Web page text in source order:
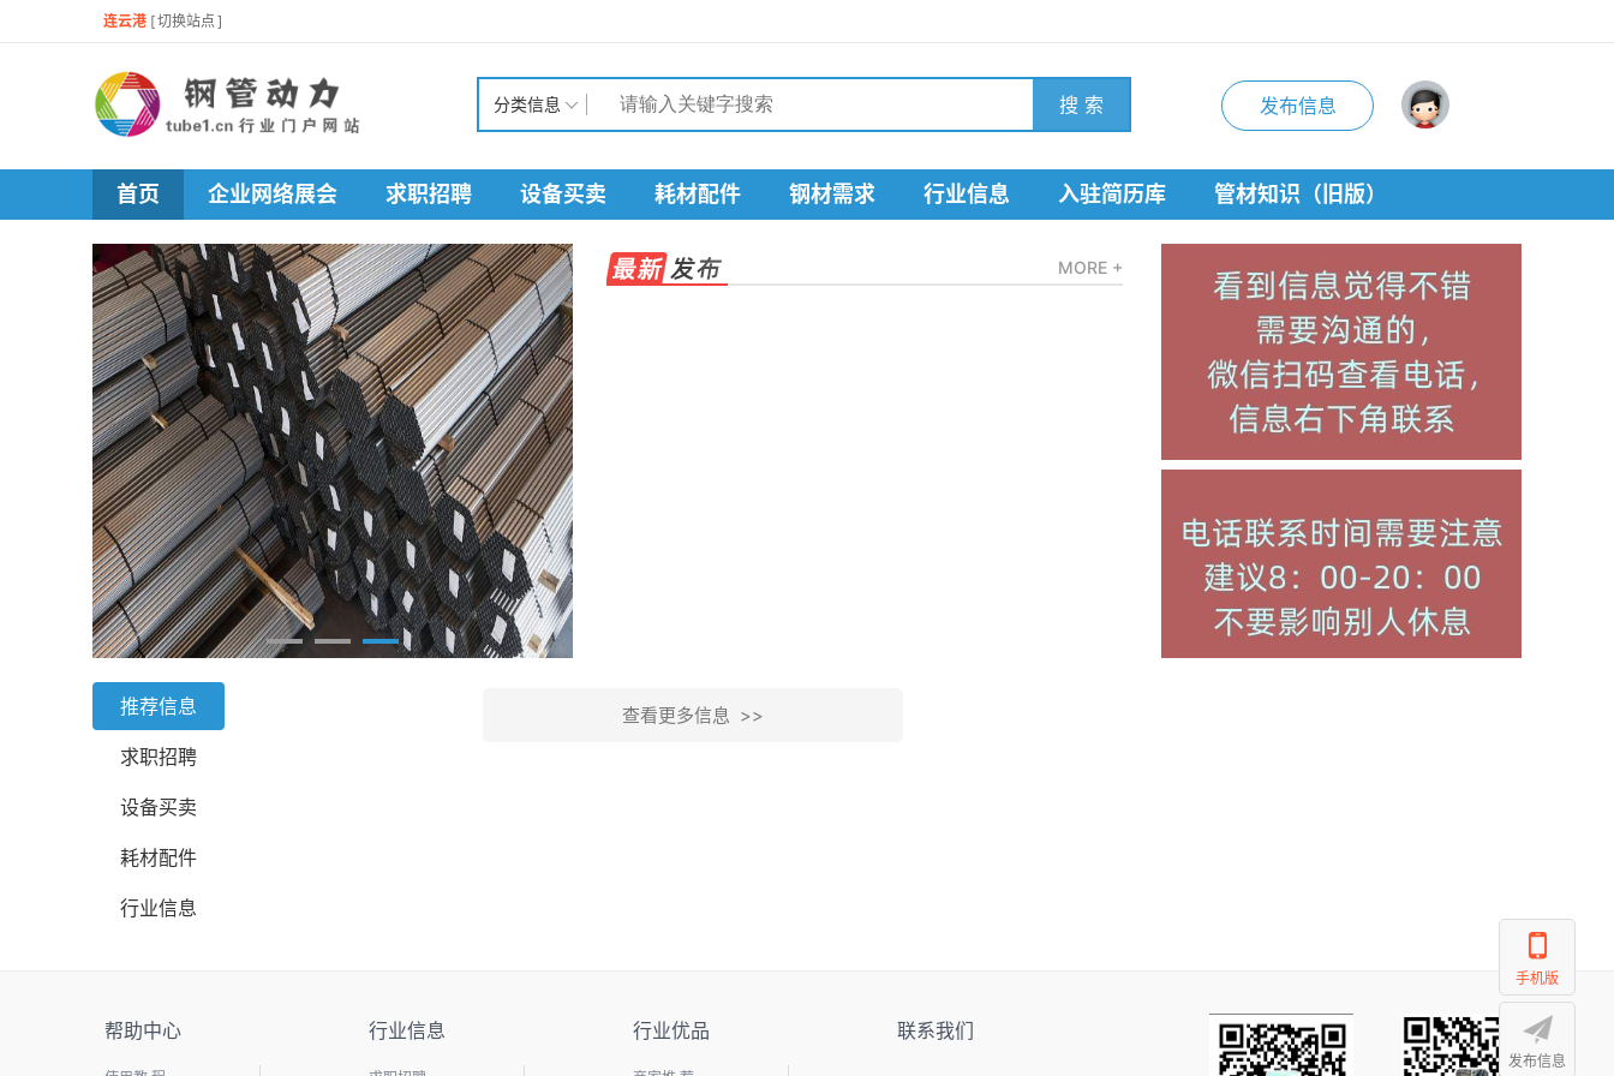
连云港 [切换站点 ]
分类信息 搜 索 发布信息
首页 企业网络展会 求职招聘 设备买卖 耗材配件 钢材需求 行业信息 入驻简历库 管材知识（旧版）
MORE +
推荐信息
求职招聘
设备买卖
耗材配件
行业信息
查看更多信息 >>
帮助中心 行业信息 行业优品 联系我们
手机版
发布信息